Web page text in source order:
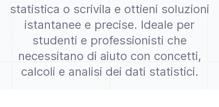
statistica o scrivila e ottieni soluzioni
istantanee e precise. Ideale per
studenti e professionisti che
necessitano di aiuto con concetti,
calcoli e analisi dei dati statistici.